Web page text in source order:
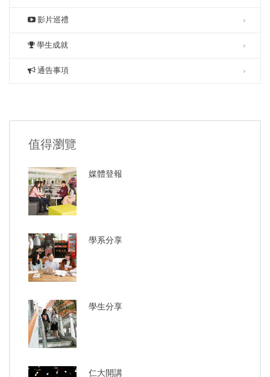
影片巡禮
學生成就
通告事項
值得瀏覽
媒體登報
學系分享
學生分享
仁大開講